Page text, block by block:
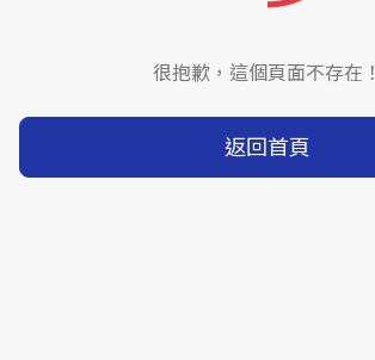
很抱歉，這個頁面不存在！
返回首頁